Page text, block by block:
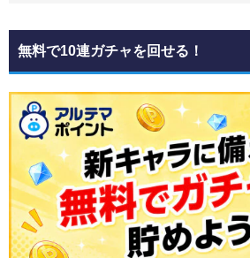
無料で10連ガチャを回せる！